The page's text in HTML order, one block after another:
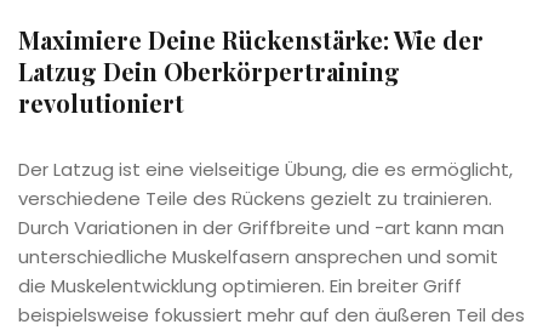
Maximiere Deine Rückenstärke: Wie der
Latzug Dein Oberkörpertraining
revolutioniert
Der Latzug ist eine vielseitige Übung, die es ermöglicht,
verschiedene Teile des Rückens gezielt zu trainieren.
Durch Variationen in der Griffbreite und -art kann man
unterschiedliche Muskelfasern ansprechen und somit
die Muskelentwicklung optimieren. Ein breiter Griff
beispielsweise fokussiert mehr auf den äußeren Teil des